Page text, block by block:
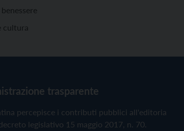
cultura
trasparente
percepisce i contributi pubblici all'editoria
legislativo 15 maggio 2017, n. 70.